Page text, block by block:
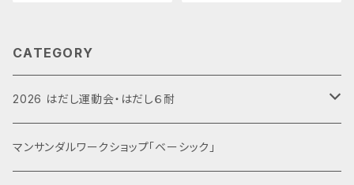
CATEGORY
2026 はだし運動会・はだし６耐
運動会エントリー
マンサンダルワークショップ「ベーシック」